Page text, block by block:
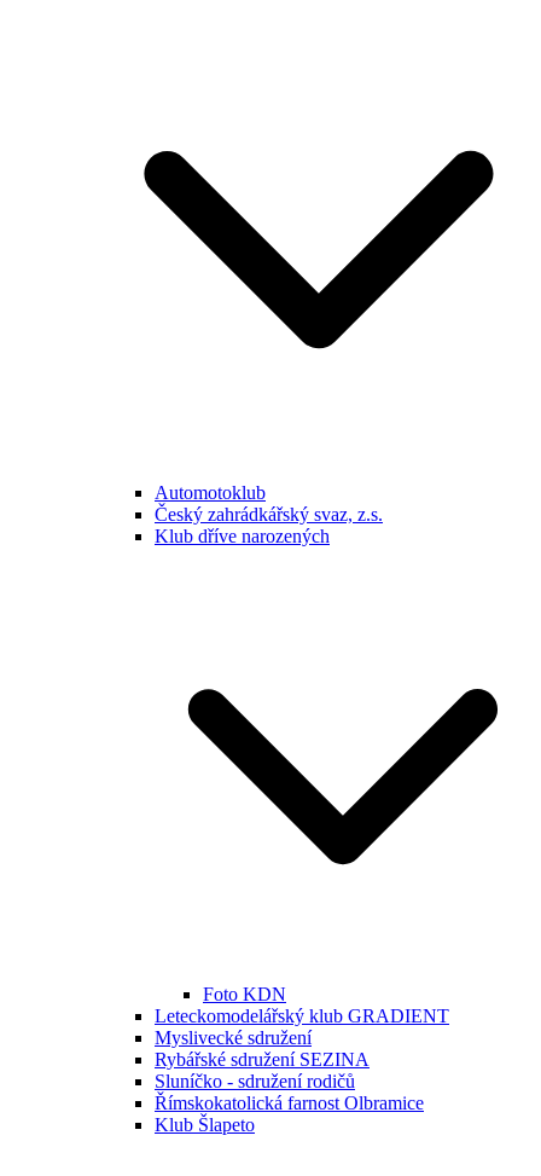
Automotoklub
Český zahrádkářský svaz, z.s.
Klub dříve narozených
Foto KDN
Leteckomodelářský klub GRADIENT
Myslivecké sdružení
Rybářské sdružení SEZINA
Sluníčko - sdružení rodičů
Římskokatolická farnost Olbramice
Klub Šlapeto